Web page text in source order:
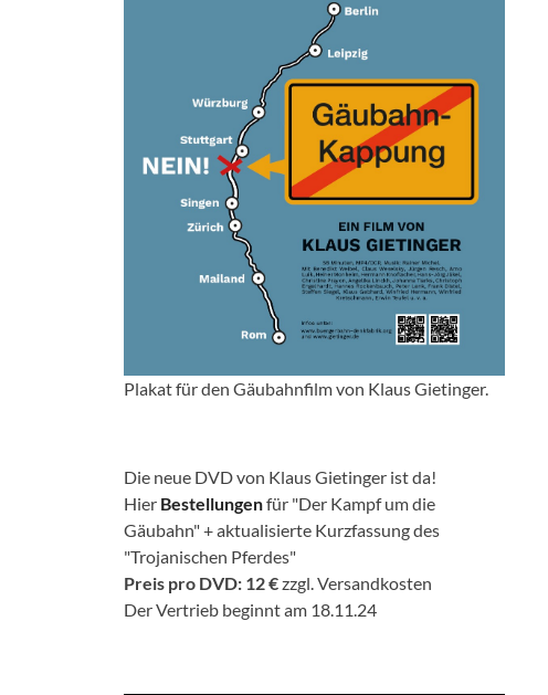
Plakat für den Gäubahnfilm von Klaus Gietinger.
Die neue DVD von Klaus Gietinger ist da!
Hier Bestellungenfür "Der Kampf um die
Gäubahn" + aktualisierte Kurzfassung des
"Trojanischen Pferdes"
Preis pro DVD: 12 €zzgl. Versandkosten
Der Vertrieb beginnt am 18.11.24